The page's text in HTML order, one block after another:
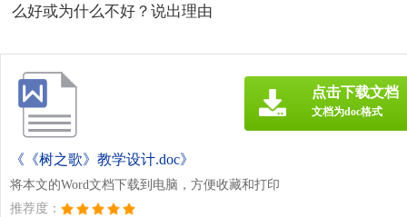
么好或为什么不好？说出理由
《《树之歌》教学设计.doc》
将本文的Word文档下载到电脑，方便收藏和打印
推荐度：
点击下载文档
文档为doc格式